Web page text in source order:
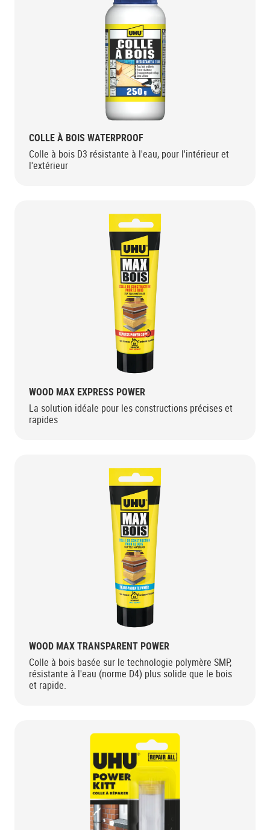
COLLE À BOIS WATERPROOF
Colle à bois D3 résistante à l'eau, pour l'intérieur et
l'extérieur
WOOD MAX EXPRESS POWER
La solution idéale pour les constructions précises et
rapides
WOOD MAX TRANSPARENT POWER
Colle à bois basée sur le technologie polymère SMP,
résistante à l'eau (norme D4) plus solide que le bois
et rapide.